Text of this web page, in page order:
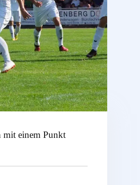
mit einem Punkt